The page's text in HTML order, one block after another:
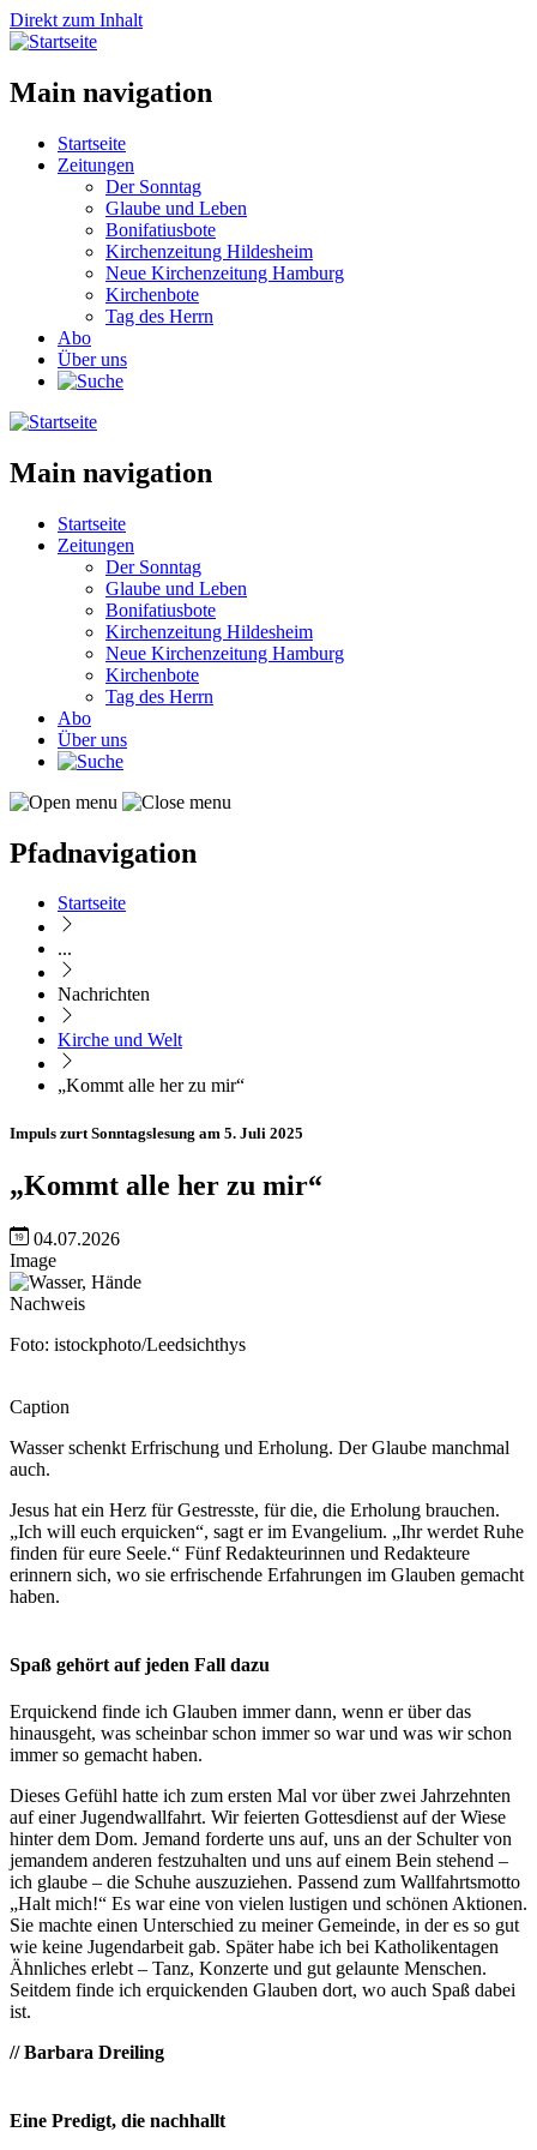
Direkt zum Inhalt
Main navigation
Startseite
Zeitungen
Der Sonntag
Glaube und Leben
Bonifatiusbote
Kirchenzeitung Hildesheim
Neue Kirchenzeitung Hamburg
Kirchenbote
Tag des Herrn
Abo
Über uns
Main navigation
Startseite
Zeitungen
Der Sonntag
Glaube und Leben
Bonifatiusbote
Kirchenzeitung Hildesheim
Neue Kirchenzeitung Hamburg
Kirchenbote
Tag des Herrn
Abo
Über uns
Pfadnavigation
Startseite
...
Nachrichten
Kirche und Welt
„Kommt alle her zu mir“
Impuls zurt Sonntagslesung am 5. Juli 2025
„Kommt alle her zu mir“
04.07.2026
Image
Nachweis
Foto: istockphoto/Leedsichthys
Caption
Wasser schenkt Erfrischung und Erholung. Der Glaube manchmal
auch.
Jesus hat ein Herz für Gestresste, für die, die Erholung brauchen.
„Ich will euch erquicken“, sagt er im Evangelium. „Ihr werdet Ruhe
finden für eure Seele.“ Fünf Redakteurinnen und Redakteure
erinnern sich, wo sie erfrischende Erfahrungen im Glauben gemacht
haben.
Spaß gehört auf jeden Fall dazu
Erquickend finde ich Glauben immer dann, wenn er über das
hinausgeht, was scheinbar schon immer so war und was wir schon
immer so gemacht haben.
Dieses Gefühl hatte ich zum ersten Mal vor über zwei Jahrzehnten
auf einer Jugendwallfahrt. Wir feierten Gottesdienst auf der Wiese
hinter dem Dom. Jemand forderte uns auf, uns an der Schulter von
jemandem anderen festzuhalten und uns auf einem Bein stehend –
ich glaube – die Schuhe auszuziehen. Passend zum Wallfahrtsmotto
„Halt mich!“ Es war eine von vielen lustigen und schönen Aktionen.
Sie machte einen Unterschied zu meiner Gemeinde, in der es so gut
wie keine Jugendarbeit gab. Später habe ich bei Katholikentagen
Ähnliches erlebt – Tanz, Konzerte und gut gelaunte Menschen.
Seitdem finde ich erquickenden Glauben dort, wo auch Spaß dabei
ist.
// Barbara Dreiling
Eine Predigt, die nachhallt